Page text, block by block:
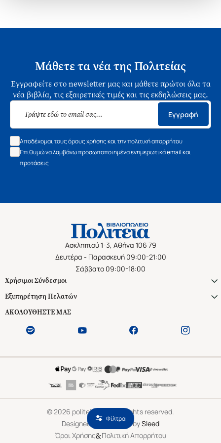
Φίλτρα
Μάθετε τα νέα της Πολιτείας
Εγγραφείτε στο newsletter μας και μάθετε πρώτοι όλα τα
νέα βιβλία, τις εξαιρετικές τιμές και τις εκδηλώσεις μας.
Εγγραφή
Αποδέχομαι τους όρους χρήσης και την πολιτική απορρήτου
Επιθυμώ να λαμβάνω προσωποποιημένα ενημερωτικά email και
προτάσεις
Ασκληπιού 1-3, Αθήνα 106 79
Δευτέρα - Παρασκευή 09:00-21:00
Σάββατο 09:00-18:00
Χρήσιμοι Σύνδεσμοι
Εξυπηρέτηση Πελατών
ΑΚΟΛΟΥΘΗΣΤΕ ΜΑΣ
©2026 politeianet.gr All rights reserved.
Designed & Developed bySleed
Όροι Χρήσης&Πολιτική Απορρήτου